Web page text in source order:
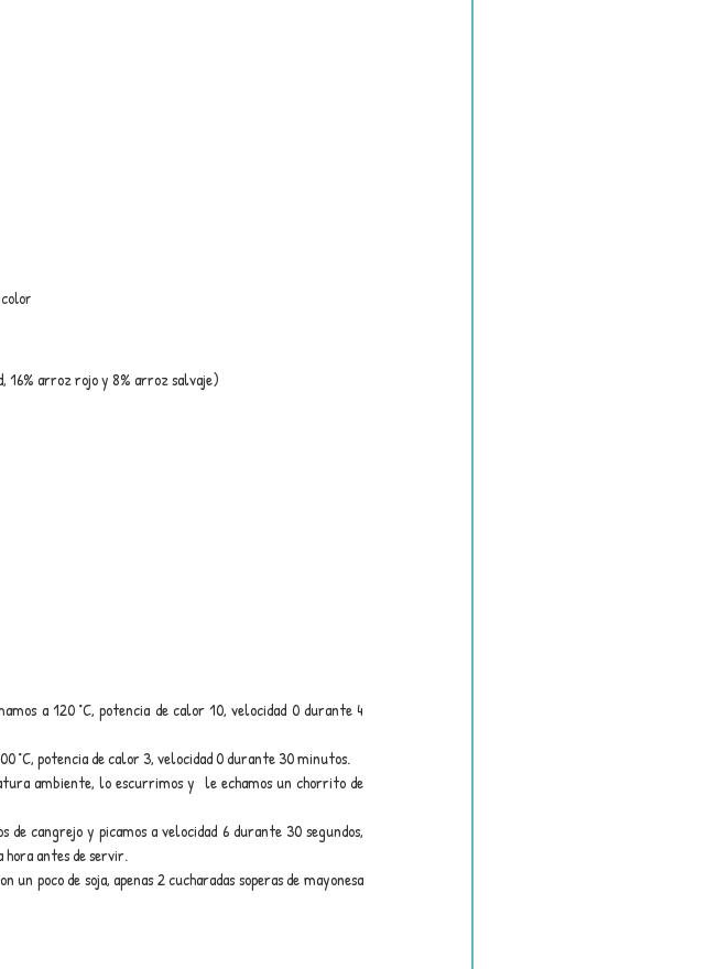
16% arroz rojo y 8% arroz salvaje)
a 120 °C, potencia de calor 10, velocidad 0 durante 4
°C, potencia de calor 3, velocidad 0 durante 30 minutos.
ambiente, lo escurrimos y  le echamos un chorrito de
cangrejo y picamos a velocidad 6 durante 30 segundos,
hora antes de servir.
poco de soja, apenas 2 cucharadas soperas de mayonesa